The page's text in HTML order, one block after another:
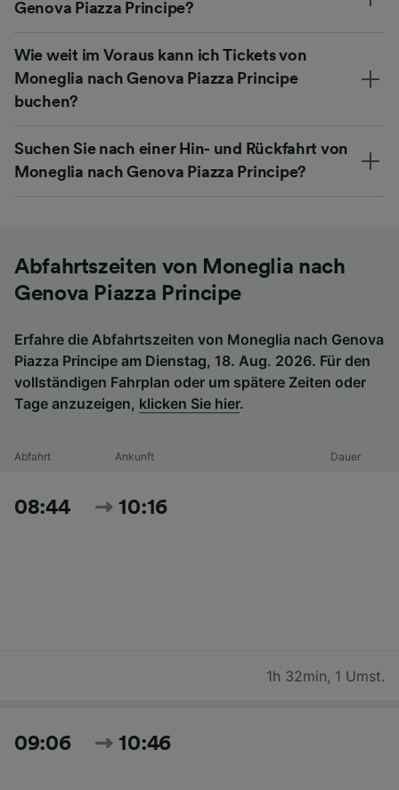
Genova Piazza Principe?
Wie weit im Voraus kann ich Tickets von
Moneglia nach Genova Piazza Principe
buchen?
Suchen Sie nach einer Hin- und Rückfahrt von
Moneglia nach Genova Piazza Principe?
Abfahrtszeiten von Moneglia nach
Genova Piazza Principe
Erfahre die Abfahrtszeiten von Moneglia nach Genova
Piazza Principe am Dienstag, 18. Aug. 2026. Für den
vollständigen Fahrplan oder um spätere Zeiten oder
Tage anzuzeigen, klicken Sie hier.
Abfahrt Ankunft Dauer
08:44 10:16
1h 32min, 1 Umst.
09:06 10:46